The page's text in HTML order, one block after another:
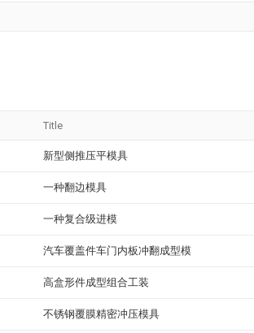
Title
新型侧推压平模具
一种翻边模具
一种复合级进模
汽车覆盖件车门内板冲翻成型模
高盒形件成型组合工装
不锈钢覆膜精密冲压模具